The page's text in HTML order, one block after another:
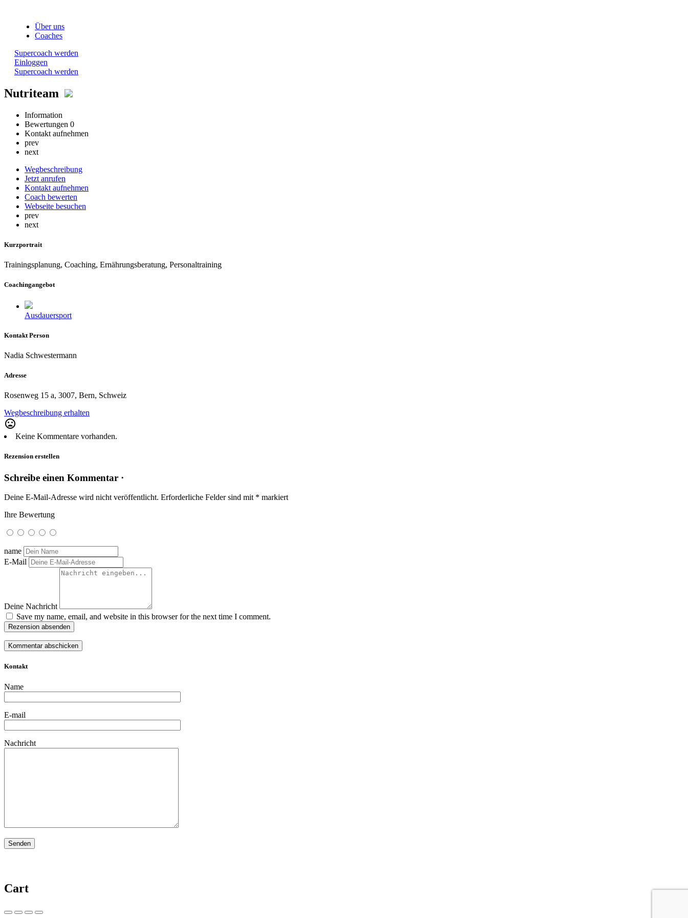
Über uns
Coaches
Supercoach werden
Einloggen
Supercoach werden
Nutriteam
Information
Bewertungen 0
Kontakt aufnehmen
prev
next
Wegbeschreibung
Jetzt anrufen
Kontakt aufnehmen
Coach bewerten
Webseite besuchen
prev
next
Kurzportrait
Trainingsplanung, Coaching, Ernährungsberatung, Personaltraining
Coachingangebot
Ausdauersport
Kontakt Person
Nadia Schwestermann
Adresse
Rosenweg 15 a, 3007, Bern, Schweiz
Wegbeschreibung erhalten
mood_bad
Keine Kommentare vorhanden.
Rezension erstellen
Schreibe einen Kommentar ·
Deine E-Mail-Adresse wird nicht veröffentlicht. Erforderliche Felder sind mit * markiert
Ihre Bewertung
name
E-Mail
Deine Nachricht
Save my name, email, and website in this browser for the next time I comment.
Rezension absenden
Kontakt
Name
E-mail
Nachricht
Cart